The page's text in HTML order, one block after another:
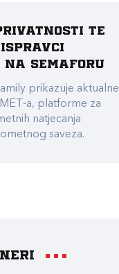
te
na Semaforu
prikazuje aktualne
a, platforme za
natjecanja
saveza.